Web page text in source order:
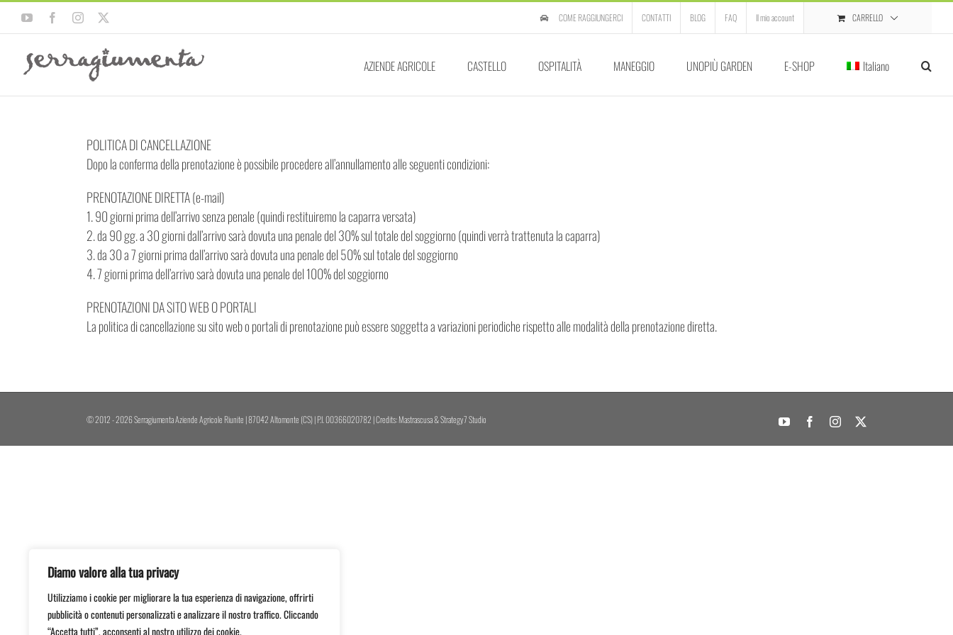
Diamo valore alla tua privacy
Utilizziamo i cookie per migliorare la tua esperienza di navigazione, offrirti
pubblicità o contenuti personalizzati e analizzare il nostro traffico. Cliccando
“Accetta tutti”, acconsenti al nostro utilizzo dei cookie.
Salta
YouTubeFacebookInstagram COME RAGGIUNGERCI CONTATTI BLOG FAQ Il mio account CARRELLO
AZIENDE AGRICOLE CASTELLO OSPITALITÀ MANEGGIO UNOPIÙ GARDEN E-SHOP Italiano
POLITICA DI CANCELLAZIONE
Dopo la conferma della prenotazione è possibile procedere all’annullamento alle seguenti condizioni:
PRENOTAZIONE DIRETTA (e-mail)
1. 90 giorni prima dell’arrivo senza penale (quindi restituiremo la caparra versata)
2. da 90 gg. a 30 giorni dall’arrivo sarà dovuta una penale del 30% sul totale del soggiorno (quindi verrà trattenuta la caparra)
3. da 30 a 7 giorni prima dall’arrivo sarà dovuta una penale del 50% sul totale del soggiorno
4. 7 giorni prima dell’arrivo sarà dovuta una penale del 100% del soggiorno
PRENOTAZIONI DA SITO WEB O PORTALI
La politica di cancellazione su sito web o portali di prenotazione può essere soggetta a variazioni periodiche rispetto alle modalità della prenotazione diretta.
© 2012 -2026 Serragiumenta Aziende Agricole Riunite | 87042 Altomonte (CS) | P.I. 00366020782 | Credits:Mastrascusa&Strategy7 Studio YouTubeFacebookInstagram